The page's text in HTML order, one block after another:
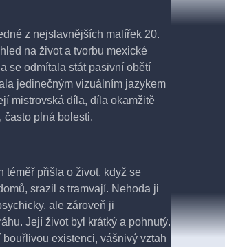
z nejslavnějších malířek 20.
na život a tvorbu mexické
se odmítala stát pasivní obětí
jedinečným vizuálním jazykem
mistrovská díla, díla okamžitě
často plná bolesti.
téměř přišla o život, když se
srazil s tramvají. Nehoda ji
ale zároveň ji
Její život byl krátký a pohnutý.
existenci, vášnivý vztah